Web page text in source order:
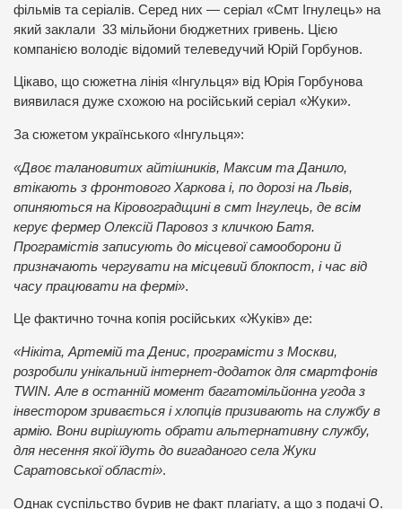
фільмів та серіалів. Серед них — серіал «Смт Ігнулець» на
який заклали 33 мільйони бюджетних гривень. Цією
компанією володіє відомий телеведучий Юрій Горбунов.
Цікаво, що сюжетна лінія «Інгульця» від Юрія Горбунова
виявилася дуже схожою на російський серіал «Жуки».
За сюжетом українського «Інгульця»:
«Двоє талановитих айтішників, Максим та Данило,
втікають з фронтового Харкова і, по дорозі на Львів,
опиняються на Кіровоградщині в смт Інгулець, де всім
керує фермер Олексій Паровоз з кличкою Батя.
Програмістів записують до місцевої самооборони й
призначають чергувати на місцевий блокпост, і час від
часу працювати на фермі».
Це фактично точна копія російських «Жуків» де:
«Нікіта, Артемій та Денис, програмісти з Москви,
розробили унікальний інтернет-додаток для смартфонів
TWIN. Але в останній момент багатомільйонна угода з
інвестором зривається і хлопців призивають на службу в
армію. Вони вирішують обрати альтернативну службу,
для несення якої їдуть до вигаданого села Жуки
Саратовської області».
Однак суспільство бурив не факт плагіату, а що з подачі О.